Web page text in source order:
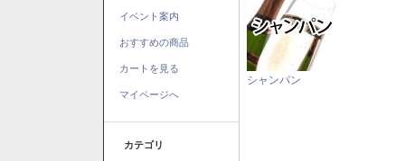
イベント案内
おすすめの商品
カートを見る
マイページへ
カテゴリ
シャンパン